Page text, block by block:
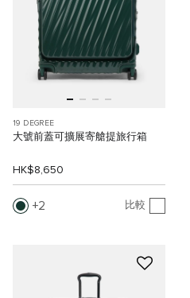
19 DEGREE
大號前蓋可擴展寄艙提旅行箱
HK$8,650
2 比較